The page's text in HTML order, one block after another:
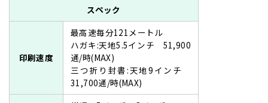
スペック
印刷速度
最高速毎分121メートル
ハガキ:天地5.5インチ 51,900
通/時(MAX)
三つ折り封書:天地9インチ
31,700通/時(MAX)